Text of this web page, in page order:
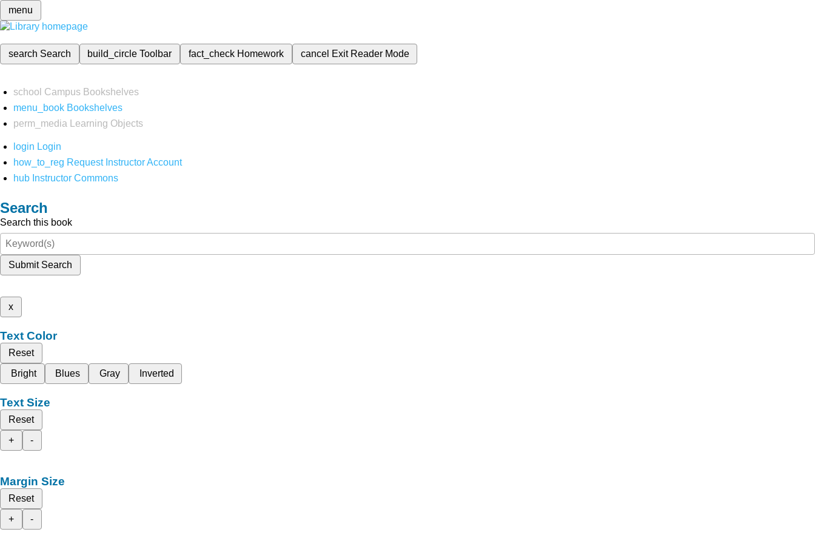
menu
search Search build_circleToolbar fact_check Homework cancel Exit Reader Mode
school Campus Bookshelves
menu_book Bookshelves
perm_media
Learning Objects
login Login
how_to_reg Request Instructor Account
hub Instructor Commons
Search
Search this book
Submit Search
x
Text Color
Reset
Bright
Blues Gray Inverted
Text Size
Reset
+
-
Margin Size
Reset
+
-